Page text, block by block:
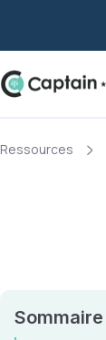
Ressources
Sommaire